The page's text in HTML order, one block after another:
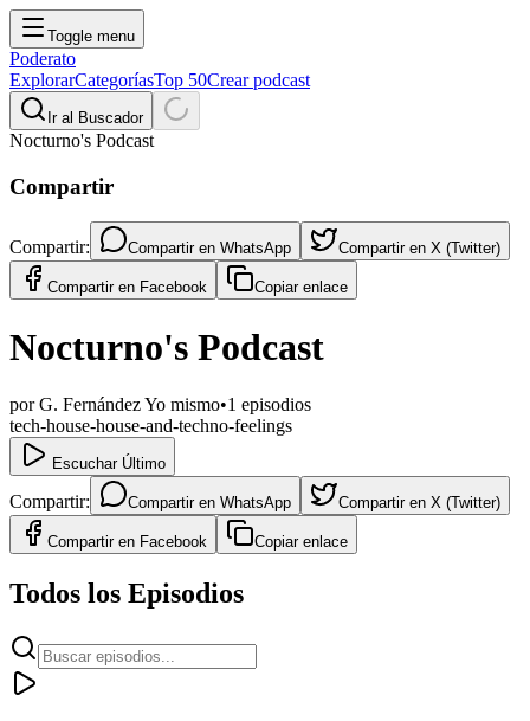
Toggle menu
Poderato
ExplorarCategoríasTop 50Crear podcast
Ir al Buscador
Nocturno's Podcast
Compartir
Compartir: Compartir en WhatsApp Compartir en X (Twitter)
Compartir en Facebook Copiar enlace
Nocturno's Podcast
porG. Fernández Yo mismo•1 episodios
tech-house-house-and-techno-feelings
Escuchar Último
Compartir: Compartir en WhatsApp Compartir en X (Twitter)
Compartir en Facebook Copiar enlace
Todos los Episodios